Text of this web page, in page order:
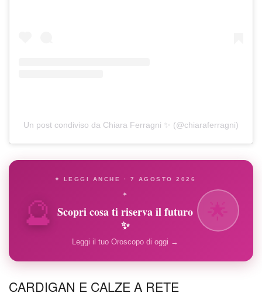
Un post condiviso da Chiara Ferragni ✨ (@chiaraferragni)
🔮
✦ LEGGI ANCHE · 7 AGOSTO 2026
✦
Scopri cosa ti riserva il futuro
✨
Leggi il tuo Oroscopo di oggi →
CARDIGAN E CALZE A RETE